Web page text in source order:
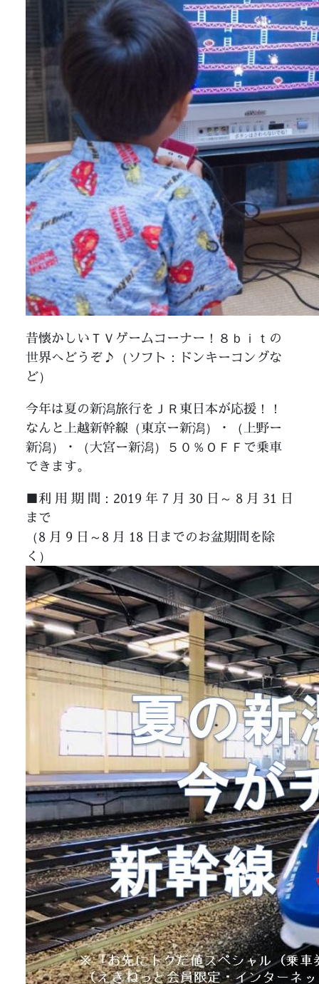
昔懐かしいＴＶゲームコーナー！８ｂｉｔの
世界へどうぞ♪（ソフト：ドンキーコングな
ど）
今年は夏の新潟旅行をＪＲ東日本が応援！！
なんと上越新幹線（東京ー新潟）・（上野ー
新潟）・（大宮ー新潟）５０％ＯＦＦで乗車
できます。
■利 用 期 間：2019 年 7 月 30 日～ 8 月 31 日
まで
（8 月 9 日～8 月 18 日までのお盆期間を除
く）